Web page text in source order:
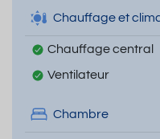
Chauffage et
Chauffage central
Ventilateur
Chambre